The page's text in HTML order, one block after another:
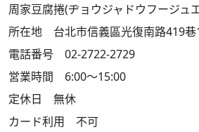
周家豆腐捲(ヂョウジャドウフージュ
所在地 台北市信義區光復南路419巷
電話番号 02-2722-2729
営業時間 6:00～15:00
定休日 無休
カード利用 不可